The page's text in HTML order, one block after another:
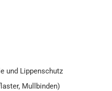
und Lippenschutz
Mullbinden)